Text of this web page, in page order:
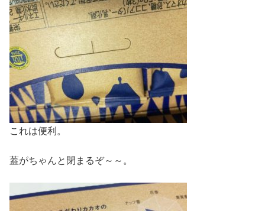
これは便利。
蓋がちゃんと閉まるぞ～～。